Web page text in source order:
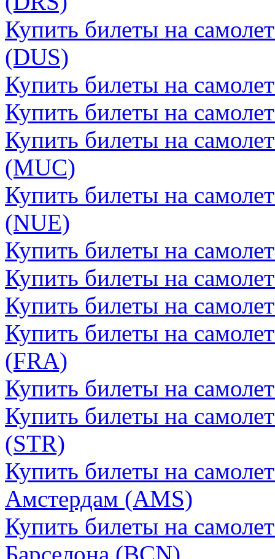
Купить билеты на
(DUS)
Купить билеты на
Купить билеты на
Купить билеты на
(MUC)
Купить билеты на
(NUE)
Купить билеты на
Купить билеты на
Купить билеты на
Купить билеты на
(FRA)
Купить билеты на
Купить билеты на
(STR)
Купить билеты на
Амстердам (AMS)
Купить билеты на
Барселона (BCN)